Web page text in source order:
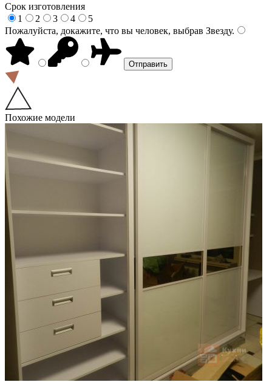
Срок изготовления
1
2 3 4
5
Пожалуйста, докажите, что вы человек, выбрав Звезду.
Похожие модели